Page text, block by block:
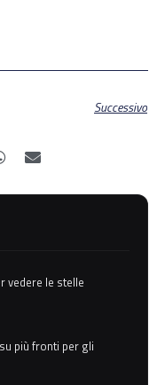
Successivo
vedere le stelle
più fronti per gli